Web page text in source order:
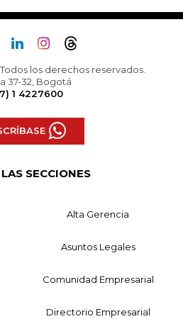
los derechos reservados.
37-32, Bogotá
1 4227600
SECCIONES
Alta Gerencia
Asuntos Legales
Comunidad Empresarial
Directorio Empresarial